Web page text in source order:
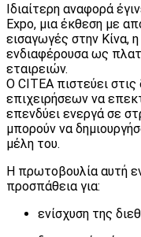
Ιδιαίτερη αναφορά
Expo, μια έκθεση με
εισαγωγές στην Κίνα,
ενδιαφέρουσα ως
εταιρειών.
Ο CITEA πιστεύει
επιχειρήσεων να
επενδύει ενεργά σε
μπορούν να
μέλη του.
Η πρωτοβουλία αυτή
προσπάθεια για:
ενίσχυση της